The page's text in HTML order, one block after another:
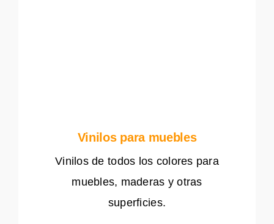
Vinilos para muebles
Vinilos de todos los colores para
muebles, maderas y otras
superficies.